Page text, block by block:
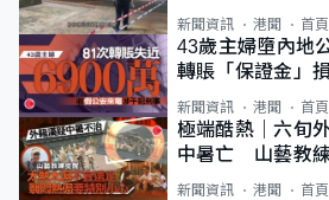
新聞資訊 港聞 首
43歲主婦墮內地
轉賬「保證金」
新聞資訊 港聞 首
極端酷熱｜六旬
中暑亡 山藝教
足
新聞資訊 港聞 首